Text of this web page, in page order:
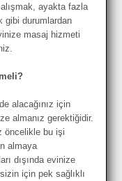
ayakta fazla
gibi durumlardan
masaj hizmeti
alacağınız için
almanız gerektiğidir.
öncelikle bu işi
almaya
dışında evinize
için pek sağlıklı